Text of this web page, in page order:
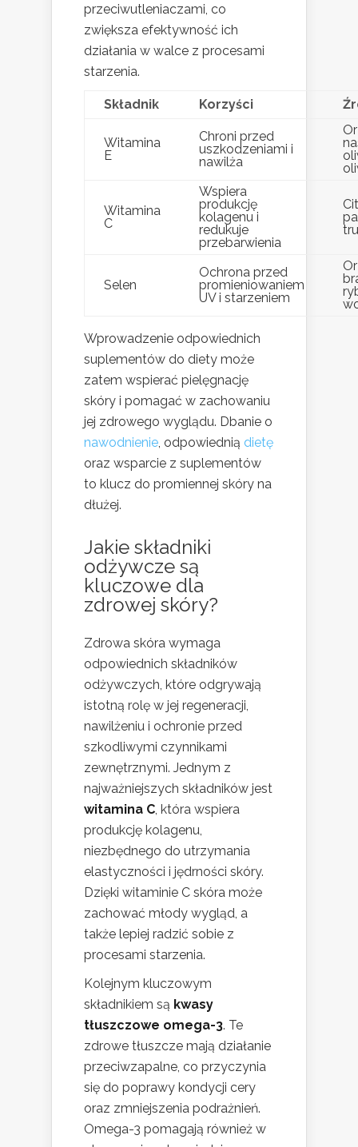
przeciwutleniaczami, co
zwiększa efektywność ich
działania w walce z procesami
starzenia.
Składnik Korzyści
Witamina
E
Chroni przed
uszkodzeniami i
nawilża
Witamina
C
Wspiera
produkcję
kolagenu i
redukuje
przebarwienia
Selen
Ochrona przed
promieniowaniem
UV i starzeniem
Wprowadzenie odpowiednich
suplementów do diety może
zatem wspierać pielęgnację
skóry i pomagać w zachowaniu
jej zdrowego wyglądu. Dbanie o
nawodnienie, odpowiednią dietę
oraz wsparcie z suplementów
to klucz do promiennej skóry na
dłużej.
Jakie składniki
odżywcze są
kluczowe dla
zdrowej skóry?
Zdrowa skóra wymaga
odpowiednich składników
odżywczych, które odgrywają
istotną rolę w jej regeneracji,
nawilżeniu i ochronie przed
szkodliwymi czynnikami
zewnętrznymi. Jednym z
najważniejszych składników jest
witamina C, która wspiera
produkcję kolagenu,
niezbędnego do utrzymania
elastyczności i jędrności skóry.
Dzięki witaminie C skóra może
zachować młody wygląd, a
także lepiej radzić sobie z
procesami starzenia.
Kolejnym kluczowym
składnikiem są kwasy
tłuszczowe omega-3. Te
zdrowe tłuszcze mają działanie
przeciwzapalne, co przyczynia
się do poprawy kondycji cery
oraz zmniejszenia podrażnień.
Omega-3 pomagają również w